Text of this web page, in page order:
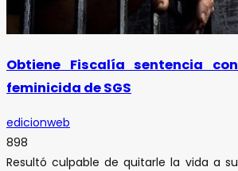
Obtiene Fiscalía sentencia
feminicida de SGS
edicionweb
898
Resultó culpable de quitarle la vida a